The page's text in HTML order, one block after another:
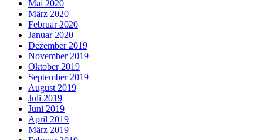
Mai 2020
März 2020
Februar 2020
Januar 2020
Dezember 2019
November 2019
Oktober 2019
September 2019
August 2019
Juli 2019
Juni 2019
April 2019
März 2019